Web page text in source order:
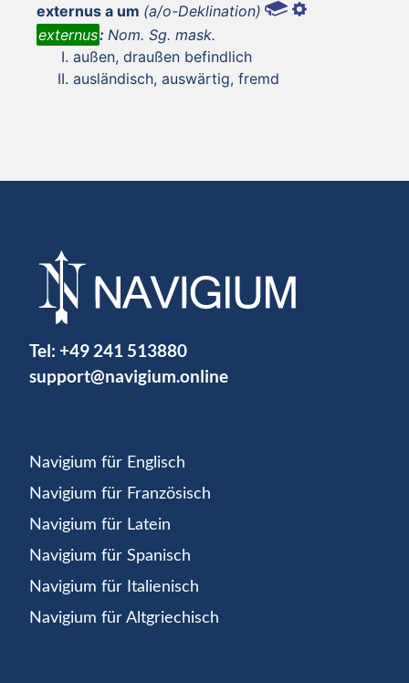
externus a um (a/o-Deklination)
externus: Nom. Sg. mask.
außen, draußen befindlich
ausländisch, auswärtig, fremd
Tel: +49 241 513880
support@navigium.online
Navigium für Englisch
Navigium für Französisch
Navigium für Latein
Navigium für Spanisch
Navigium für Italienisch
Navigium für Altgriechisch